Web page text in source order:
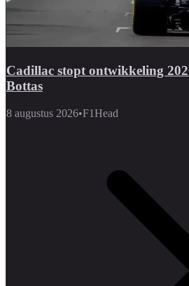
Cadillac stopt ontwikkeling
Bottas
8 augustus 2026•F1Head